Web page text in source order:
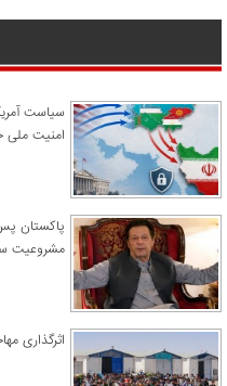
سیاست
امنیت ملی
پاکستان پس
مشروعیت
اثرگذاری